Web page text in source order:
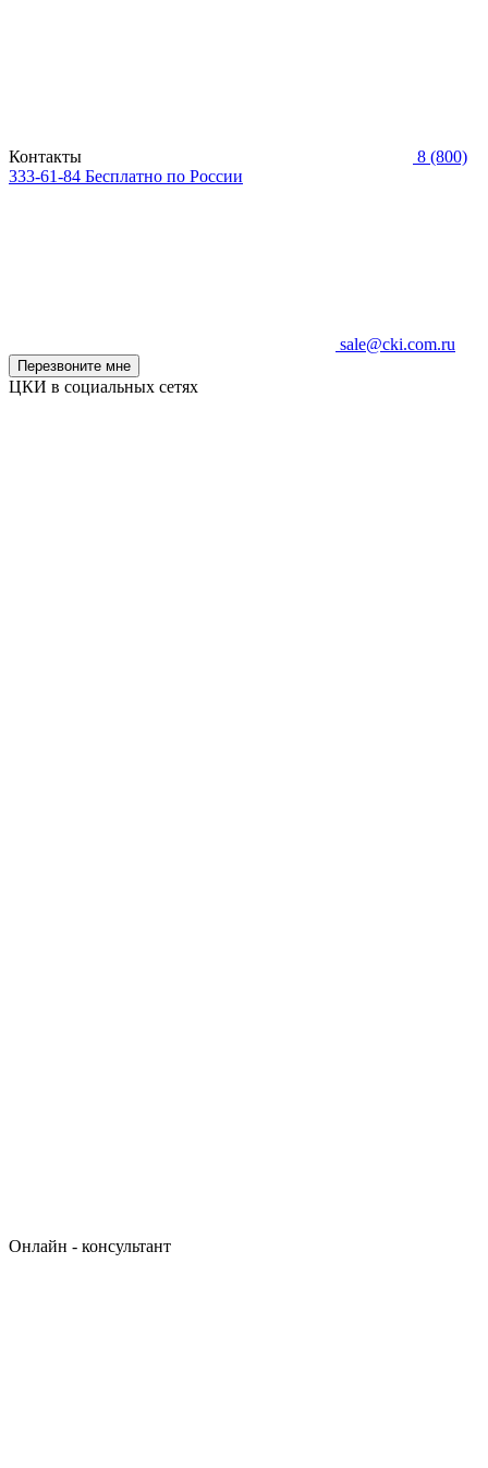
Контакты
8 (800)
333-61-84 Бесплатно по России
sale@cki.com.ru
Перезвоните мне
ЦКИ в социальных сетях
Онлайн - консультант